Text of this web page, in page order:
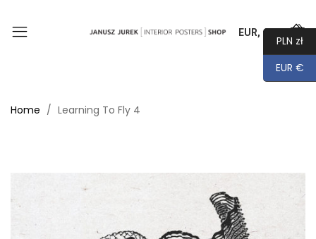
EUR, €
0
Home Learning To Fly 4
PLN zł
EUR €